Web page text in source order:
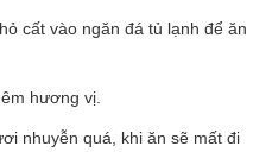
cất vào ngăn đá tủ lạnh để ăn
hương vị.
nhuyễn quá, khi ăn sẽ mất đi